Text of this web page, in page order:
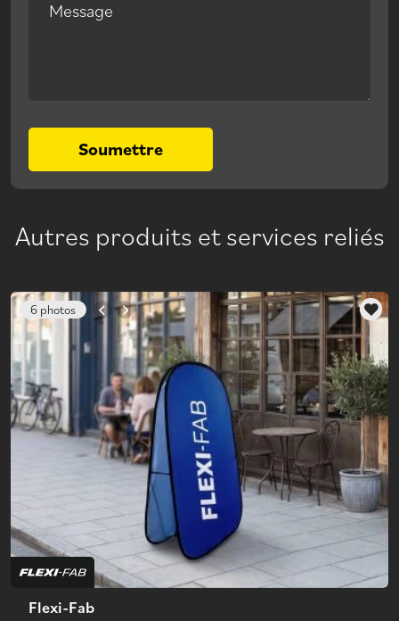
Message
Soumettre
Autres produits et services reliés
6 photos
Flexi-Fab